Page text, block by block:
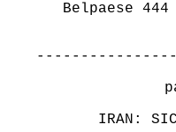
Belpaese